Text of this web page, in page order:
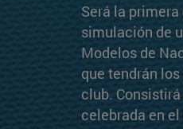
Será la
simulación de
Modelos de
que tendrán
club.
celebrada en